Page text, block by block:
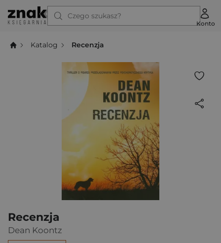
Czego szukasz?
Konto
Katalog Recenzja
Recenzja
Dean Koontz